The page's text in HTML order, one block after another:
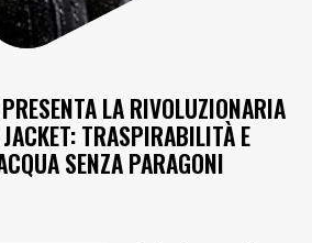
LA RIVOLUZIONARIA
TRASPIRABILITÀ E
SENZA PARAGONI